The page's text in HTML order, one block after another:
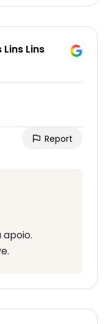
Lins
Report
apoio.